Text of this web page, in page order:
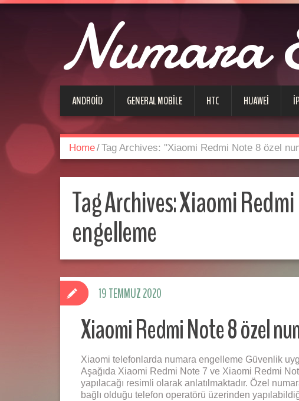
Numara
ANDROID GENERAL MOBILE HTC HUAWEI
Home/Tag Archives: "Xiaomi Redmi Note 8 özel
Tag Archives:Xiaomi
engelleme
Xiaomi Redmi Note 8 özel
Xiaomi telefonlarda numara engelleme Güvenlik
Aşağıda Xiaomi Redmi Note 7 ve Xiaomi Redmi
yapılacağı resimli olarak anlatılmaktadır. Özel
bağlı olduğu telefon operatörü üzerinden
19 TEMMUZ 2020